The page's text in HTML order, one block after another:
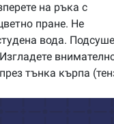
на ръка с
пране. Не
вода.
тънка кърпа